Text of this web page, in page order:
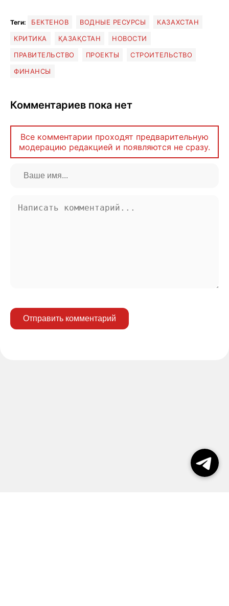
Теги: БЕКТЕНОВ ВОДНЫЕ РЕСУРСЫ
КАЗАХСТАН
КРИТИКА
ҚАЗАҚСТАН
НОВОСТИ
ПРАВИТЕЛЬСТВО
ПРОЕКТЫ
СТРОИТЕЛЬСТВО
ФИНАНСЫ
Комментариев пока нет
Все комментарии проходят предварительную
модерацию редакцией и появляются не сразу.
Отправить комментарий